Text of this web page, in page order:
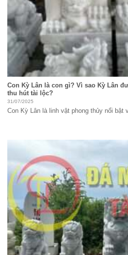
Con Kỳ Lân là con gì? Vì sao Kỳ Lân
thu hút tài lộc?
31/07/2025
Con Kỳ Lân là linh vật phong thủy nổi bật